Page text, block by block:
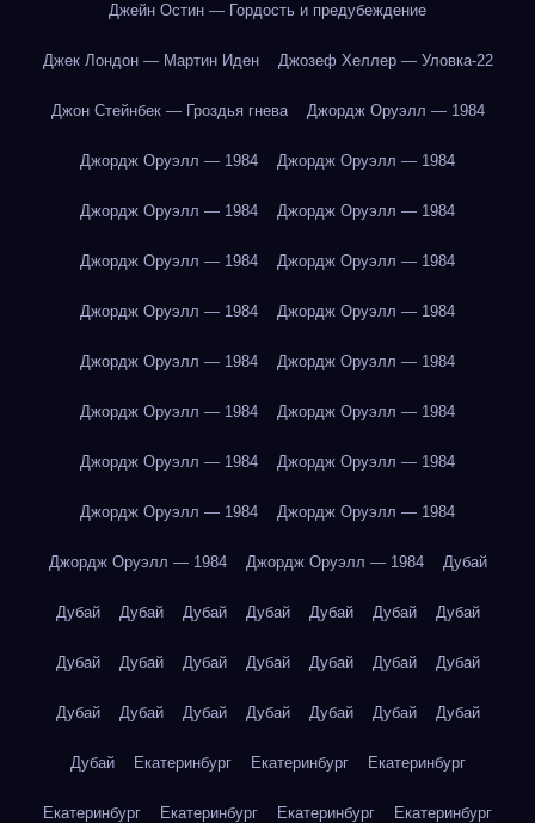
Джейн Остин — Гордость и предубеждение
Джек Лондон — Мартин Иден Джозеф Хеллер — Уловка-22
Джон Стейнбек — Гроздья гнева Джордж Оруэлл — 1984
Джордж Оруэлл — 1984 Джордж Оруэлл — 1984
Джордж Оруэлл — 1984 Джордж Оруэлл — 1984
Джордж Оруэлл — 1984 Джордж Оруэлл — 1984
Джордж Оруэлл — 1984 Джордж Оруэлл — 1984
Джордж Оруэлл — 1984 Джордж Оруэлл — 1984
Джордж Оруэлл — 1984 Джордж Оруэлл — 1984
Джордж Оруэлл — 1984 Джордж Оруэлл — 1984
Джордж Оруэлл — 1984 Джордж Оруэлл — 1984
Джордж Оруэлл — 1984 Джордж Оруэлл — 1984 Дубай
Дубай Дубай Дубай Дубай Дубай Дубай Дубай
Дубай Дубай Дубай Дубай Дубай Дубай Дубай
Дубай Дубай Дубай Дубай Дубай Дубай Дубай
Дубай Екатеринбург Екатеринбург Екатеринбург
Екатеринбург Екатеринбург Екатеринбург Екатеринбург